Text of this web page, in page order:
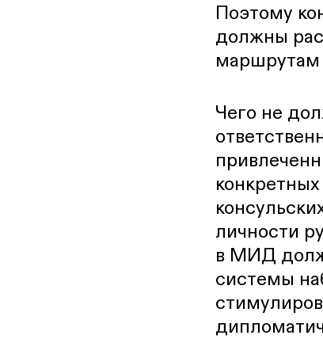
Поэтому
должны
маршрутам
Чего не
личности
в МИД
системы